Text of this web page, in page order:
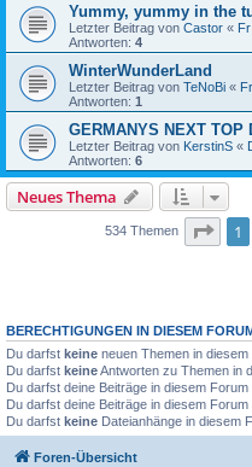
Yummy, yummy in the
Letzter Beitrag von Castor «
Antworten: 4
WinterWunderLand
Letzter Beitrag von TeNoBi «
Antworten: 1
GERMANYS NEXT TOP
Letzter Beitrag von KerstinS «
Antworten: 6
Neues Thema
534 Themen Seite
1
BERECHTIGUNGEN IN DIESEM
Du darfst keine neuen Themen in diesem
Du darfst keineAntworten zu Themen in
Du darfst deine Beiträge in diesem Forum
Du darfst deine Beiträge in diesem Forum
Du darfst keine Dateianhänge in diesem
Foren-Übersicht